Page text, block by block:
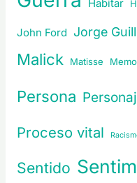
Habitar
John Ford Jorge
Malick Matisse
Persona
Proceso vital
Sentido